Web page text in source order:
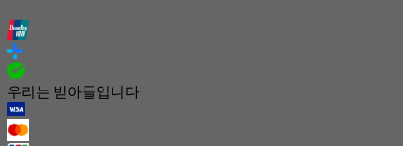
우리는 받아들입니다